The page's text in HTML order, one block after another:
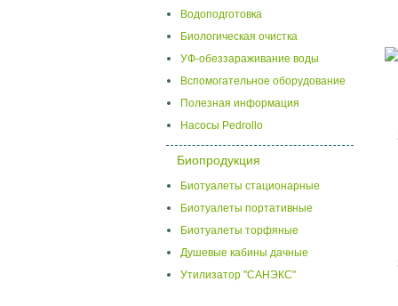
Водоподготовка
Биологическая очистка
УФ-обеззараживание воды
Вспомогательное оборудование
Полезная информация
Насосы Pedrollo
Биопродукция
Биотуалеты стационарные
Биотуалеты портативные
Биотуалеты торфяные
Душевые кабины дачные
Утилизатор "САНЭКС"